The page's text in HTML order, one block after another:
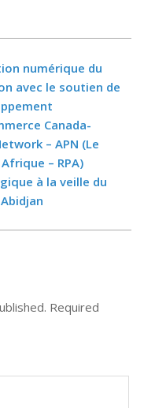
numérique du
avec le soutien de
Canada-
– APN (Le
– RPA)
à la veille du
Required